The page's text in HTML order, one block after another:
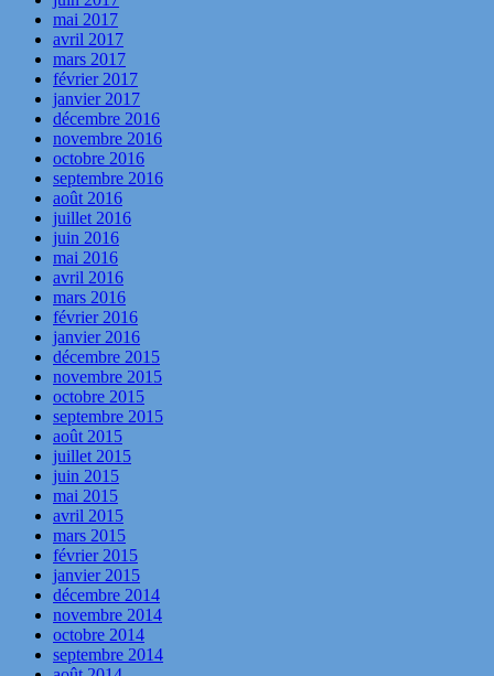
mai 2017
avril 2017
mars 2017
février 2017
janvier 2017
décembre 2016
novembre 2016
octobre 2016
septembre 2016
août 2016
juillet 2016
juin 2016
mai 2016
avril 2016
mars 2016
février 2016
janvier 2016
décembre 2015
novembre 2015
octobre 2015
septembre 2015
août 2015
juillet 2015
juin 2015
mai 2015
avril 2015
mars 2015
février 2015
janvier 2015
décembre 2014
novembre 2014
octobre 2014
septembre 2014